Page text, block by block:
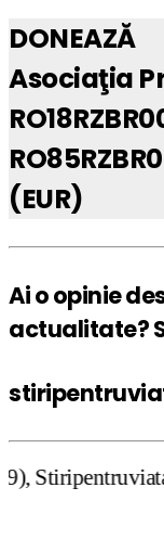
DONEAZĂ
Asociaţia
(EUR)
Ai o opinie
actualitate?